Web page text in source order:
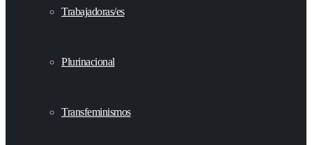
Trabajadoras/es
Plurinacional
Transfeminismos